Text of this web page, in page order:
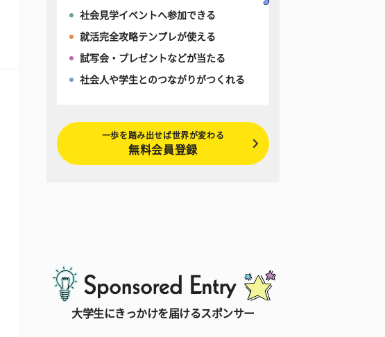
社会見学イベントへ参加できる
就活完全攻略テンプレが使える
試写会・プレゼントなどが当たる
社会人や学生とのつながりがつくれる
一歩を踏み出せば世界が変わる
無料会員登録
大学生にきっかけを届けるスポンサー